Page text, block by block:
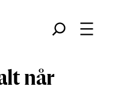
Søk
når